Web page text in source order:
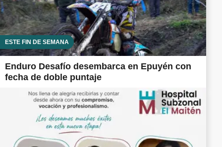
ESTE FIN DE SEMANA
Enduro Desafío desembarca en Epuyén con
fecha de doble puntaje